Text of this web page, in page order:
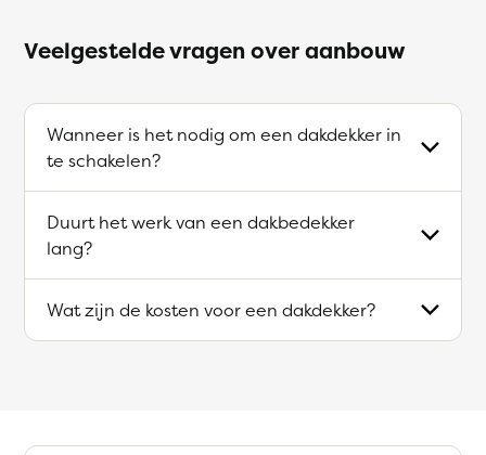
Veelgestelde vragen over aanbouw
Wanneer is het nodig om een dakdekker in
te schakelen?
Duurt het werk van een dakbedekker
lang?
Wat zijn de kosten voor een dakdekker?